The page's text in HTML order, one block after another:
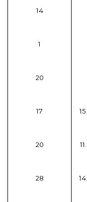
14
1
20
17
20
28